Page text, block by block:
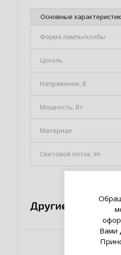
Основные
Форма лампы/колбы
Цоколь
Напряжение, В
Мощность, Вт
Материал
Световой поток, lm
Другие товары
Вами